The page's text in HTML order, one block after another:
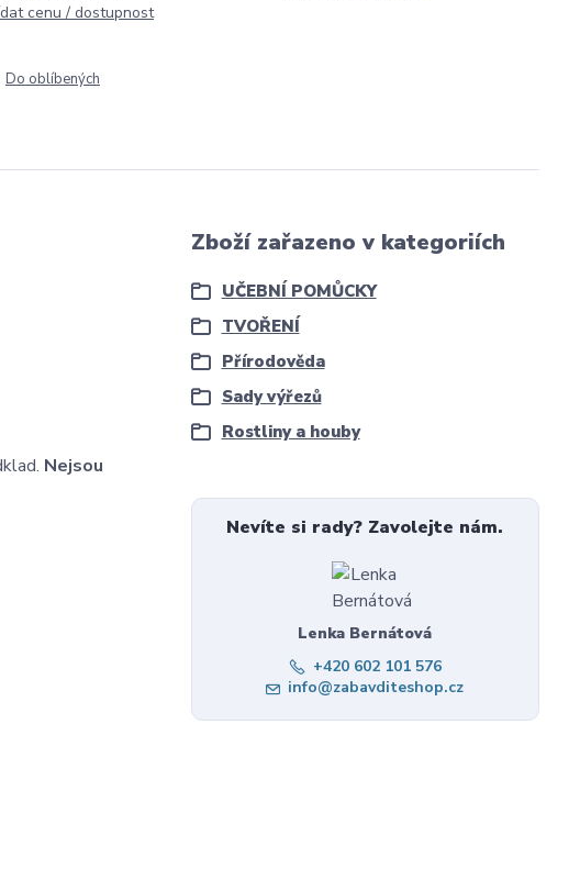
cenu / dostupnost
Do oblíbených
Nejsou
Zboží zařazeno v kategoriích
UČEBNÍ POMŮCKY
TVOŘENÍ
Přírodověda
Sady výřezů
Rostliny a houby
Nevíte si rady? Zavolejte nám.
Lenka Bernátová
+420 602 101 576
info@zabavditeshop.cz